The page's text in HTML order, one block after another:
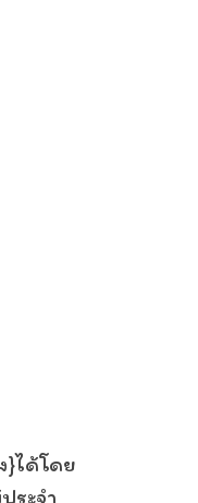
}ได้โดย
ระจำ